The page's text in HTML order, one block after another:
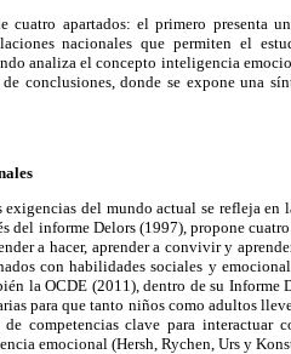
apartados: el primero presenta
nacionales que permiten el
analiza el concepto inteligencia
conclusiones, donde se expone una
del mundo actual se refleja en
del informe Delors (1997), propone
a hacer, aprender a convivir y
con habilidades sociales y
la OCDE (2011), dentro de su Informe
para que tanto niños como adultos
competencias clave para interactuar
emocional (Hersh, Rychen, Urs y